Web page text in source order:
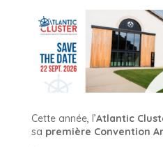
Cette année, l’Atlantic
sa première Convention